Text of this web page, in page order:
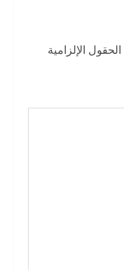
الحقول الإلزامية